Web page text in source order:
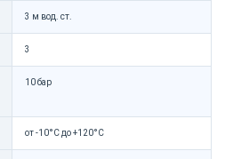
3 м вод. ст.
3
10 бар
от -10°C до +120°C